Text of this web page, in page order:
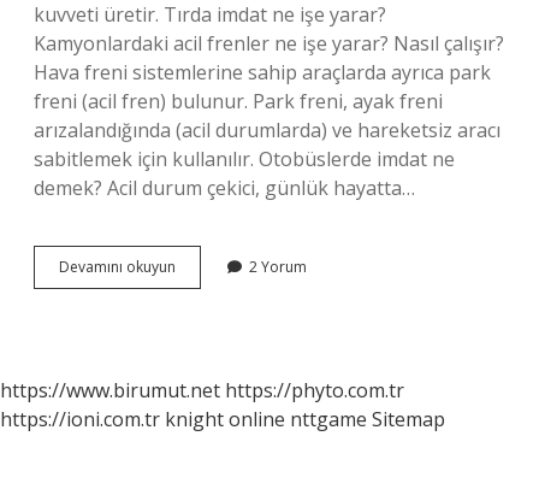
kuvveti üretir. Tırda imdat ne işe yarar?
Kamyonlardaki acil frenler ne işe yarar? Nasıl çalışır?
Hava freni sistemlerine sahip araçlarda ayrıca park
freni (acil fren) bulunur. Park freni, ayak freni
arızalandığında (acil durumlarda) ve hareketsiz aracı
sabitlemek için kullanılır. Otobüslerde imdat ne
demek? Acil durum çekici, günlük hayatta…
Devamını okuyun Arabada
Imdat
2 Yorum
https://www.birumut.net https://phyto.com.tr
https://ioni.com.tr knight online nttgame Sitemap